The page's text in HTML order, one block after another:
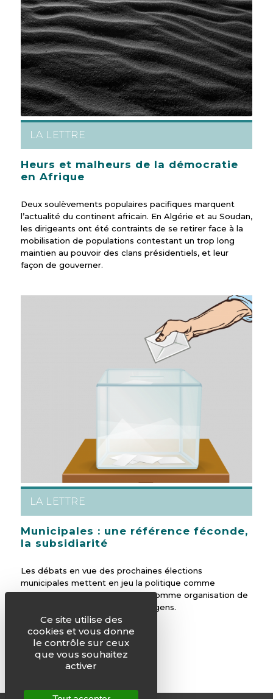
LA LETTRE
Heurs et malheurs de la démocratie
en Afrique
Deux soulèvements populaires pacifiques marquent
l’actualité du continent africain. En Algérie et au Soudan,
les dirigeants ont été contraints de se retirer face à la
mobilisation de populations contestant un trop long
maintien au pouvoir des clans présidentiels, et leur
façon de gouverner.
LA LETTRE
Municipales : une référence féconde,
la subsidiarité
Les débats en vue des prochaines élections
municipales mettent en jeu la politique comme
exercice du pouvoir, mais aussi comme organisation de
la cité au plus près de la vie des gens.
Ce site utilise des
cookies et vous donne
le contrôle sur ceux
que vous souhaitez
activer